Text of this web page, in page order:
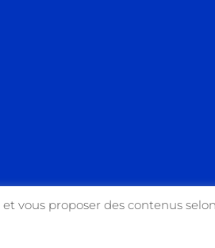
vous proposer des contenus